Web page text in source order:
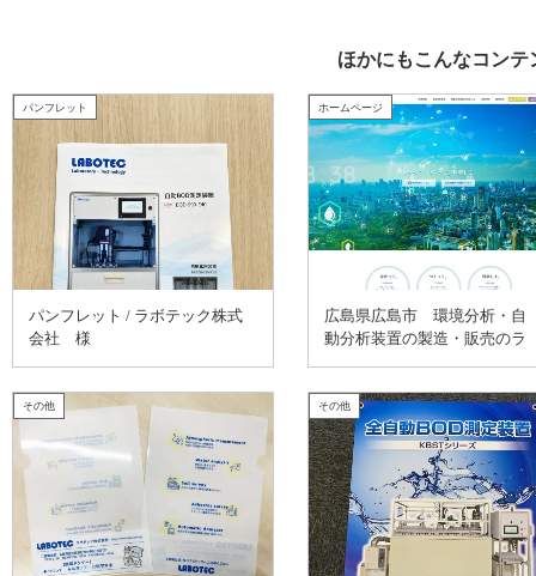
ほかにもこんなコン
パンフレット
パンフレット / ラボテック株式
会社 様
ホームページ
広島県広島市 環境分析・自
動分析装置の製造・販売のラ
その他 その他